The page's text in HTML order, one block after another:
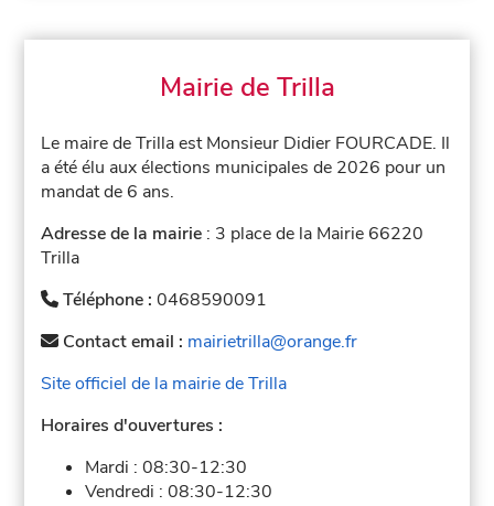
Mairie de Trilla
Le maire de Trilla est Monsieur Didier FOURCADE. Il
a été élu aux élections municipales de 2026 pour un
mandat de 6 ans.
Adresse de la mairie : 3 place de la Mairie 66220
Trilla
Téléphone :0468590091
Contact email : mairietrilla@orange.fr
Site officiel de la mairie de Trilla
Horaires d'ouvertures :
Mardi :08:30-12:30
Vendredi :08:30-12:30